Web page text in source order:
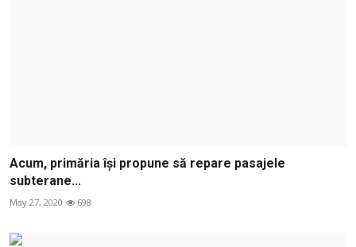
Acum, primăria își propune să repare pasajele
subterane...
May 27, 2020 698